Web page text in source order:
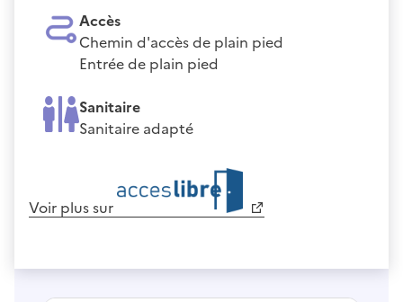
Accès
Chemin d'accès de plain pied
Entrée de plain pied
Sanitaire
Sanitaire adapté
Voir plus sur